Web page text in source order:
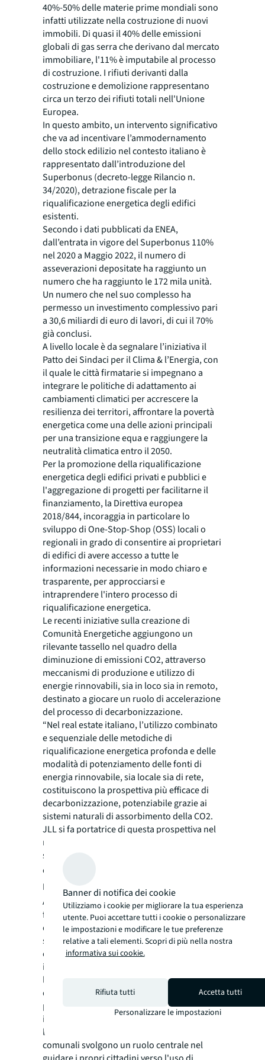
40%-50% delle materie prime mondiali sono
infatti utilizzate nella costruzione di nuovi
immobili. Di quasi il 40% delle emissioni
globali di gas serra che derivano dal mercato
immobiliare, l'11% è imputabile al processo
di costruzione. I rifiuti derivanti dalla
costruzione e demolizione rappresentano
circa un terzo dei rifiuti totali nell'Unione
Europea.
In questo ambito, un intervento significativo
che va ad incentivare l’ammodernamento
dello stock edilizio nel contesto italiano è
rappresentato dall’introduzione del
Superbonus (decreto-legge Rilancio n.
34/2020), detrazione fiscale per la
riqualificazione energetica degli edifici
esistenti.
Secondo i dati pubblicati da ENEA,
dall’entrata in vigore del Superbonus 110%
nel 2020 a Maggio 2022, il numero di
asseverazioni depositate ha raggiunto un
numero che ha raggiunto le 172 mila unità.
Un numero che nel suo complesso ha
permesso un investimento complessivo pari
a 30,6 miliardi di euro di lavori, di cui il 70%
già conclusi.
A livello locale è da segnalare l’iniziativa il
Patto dei Sindaci per il Clima & l’Energia, con
il quale le città firmatarie si impegnano a
integrare le politiche di adattamento ai
cambiamenti climatici per accrescere la
resilienza dei territori, affrontare la povertà
energetica come una delle azioni principali
per una transizione equa e raggiungere la
neutralità climatica entro il 2050.
Per la promozione della riqualificazione
energetica degli edifici privati e pubblici e
l'aggregazione di progetti per facilitarne il
finanziamento, la Direttiva europea
2018/844, incoraggia in particolare lo
sviluppo di One-Stop-Shop (OSS) locali o
regionali in grado di consentire ai proprietari
di edifici di avere accesso a tutte le
informazioni necessarie in modo chiaro e
trasparente, per approcciarsi e
intraprendere l'intero processo di
riqualificazione energetica.
Le recenti iniziative sulla creazione di
Comunità Energetiche aggiungono un
rilevante tassello nel quadro della
diminuzione di emissioni CO2, attraverso
meccanismi di produzione e utilizzo di
energie rinnovabili, sia in loco sia in remoto,
destinato a giocare un ruolo di accelerazione
del processo di decarbonizzazione.
“Nel real estate italiano, l’utilizzo combinato
e sequenziale delle metodiche di
riqualificazione energetica profonda e delle
modalità di potenziamento delle fonti di
energia rinnovabile, sia locale sia di rete,
costituiscono la prospettiva più efficace di
decarbonizzazione, potenziabile grazie ai
sistemi naturali di assorbimento della CO2.
JLL si fa portatrice di questa prospettiva nel
real estate italiano, sia nel dibattito di idee
sia nella offerta di consulenza strategica”
commenta
Building Consultancy di JLL Italia.
Anche la tecnologia gioca un ruolo
fondamentale. A livello urbano, le tecnologie
disponibili si concentrano principalmente
sulle infrastrutture e sui servizi pubblici, tra
cui l'energia verde, le reti energetiche
intelligenti e la mobilità ecologica. Sebbene
le infrastrutture siano per lo più finanziate
dal settore pubblico, i partenariati tra
pubblico e privato sono cruciali per assorbire
i grandi investimenti iniziali e massimizzarne
l’efficacia. Anche le Amministrazioni
comunali svolgono un ruolo centrale nel
Banner di notifica dei cookie
Utilizziamo i cookie per migliorare la tua esperienza
utente. Puoi accettare tutti i cookie o personalizzare
le impostazioni e modificare le tue preferenze
relative a tali elementi. Scopri di più nella nostra
informativa sui cookie.
Rifiuta tutti
Accetta tutti
Personalizzare le impostazioni